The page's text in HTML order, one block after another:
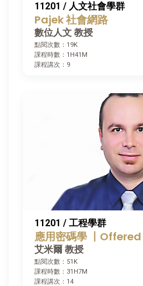
11201 / 人文社會學群
Pajek 社會網路
數位人文 教授
點閱次數：19K
課程時數：1H41M
課程講次：9
11201 / 工程學群
應用密碼學 〡
艾米爾 教授
點閱次數：51K
課程時數：31H7M
課程講次：14